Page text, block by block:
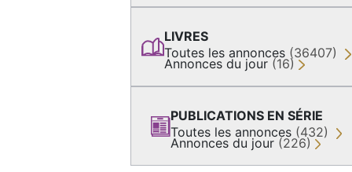
LIVRES
Toutes les annonces (36407)
Annonces du jour (16)
PUBLICATIONS EN SÉRIE
Toutes les annonces (432)
Annonces du jour (226)